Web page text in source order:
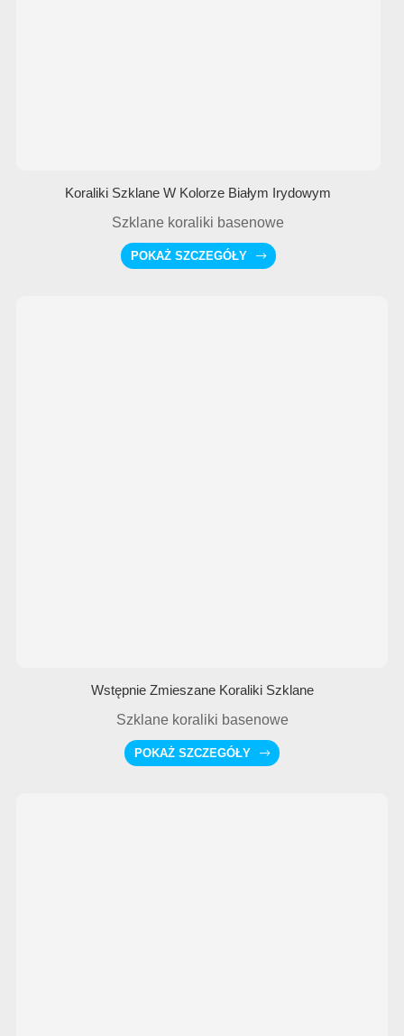
Koraliki Szklane W Kolorze Białym Irydowym
Szklane koraliki basenowe
POKAŻ SZCZEGÓŁY
Wstępnie Zmieszane Koraliki Szklane
Szklane koraliki basenowe
POKAŻ SZCZEGÓŁY